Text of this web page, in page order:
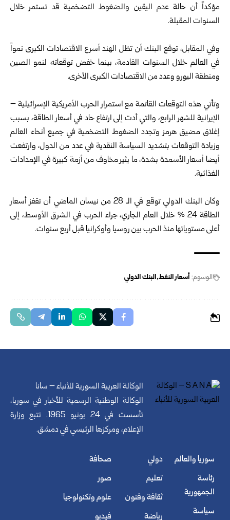
مؤكداً أن حالة عدم اليقين والضغوط التضخمية قد تستمر خلال
السنوات المقبلة.
وفي المقابل، توقع البنك أن تظل الهند أسرع الاقتصادات الكبرى نمواً
في العالم خلال السنوات القادمة، بينما خفض توقعاته لنمو الصين
ومنطقة اليورو وعدد من الاقتصادات الكبرى الأخرى.
وتأتي هذه التوقعات القاتمة مع استمرار الحرب الأمريكية الإسرائيلية –
الإيرانية للشهر الرابع، والتي أدت إلى ارتفاع حاد في أسعار الطاقة، بسبب
إغلاق مضيق هرمز وتجدد الضغوط التضخمية في جميع أنحاء العالم
وزيادة التوقعات بتشديد السياسة النقدية في عدد من الدول، وارتفعت
أيضا أسعار الأسمدة بشدة، ما يثير مخاوف من أزمة كبيرة في الإمدادات
الغذائية.
وكان البنك الدولي توقع في الـ 28 من نيسان الماضي أن تقفز أسعار
الطاقة 24 % خلال العام الجاري، جراء الحرب في الشرق الأوسط، إلى
أعلى مستوياتها منذ الحرب بين روسيا وأوكرانيا قبل أربع سنوات.
الوسوم: أسعار النفط البنك الدولي
الوكالة العربية السورية للأنباء – سانا
الوكالة الوطنية الرسمية للأخبار في سوريا،
تأسست في 24 يونيو 1965. تتبع وزارة
الإعلام، ومركزها الرئيسي في دمشق.
سوريا والعالم
رئاسة
الجمهورية
سياسة
دولي
تعليم
ثقافة وفنون
رياضة
صحافة
صور
علوم وتكنولوجيا
فيديو